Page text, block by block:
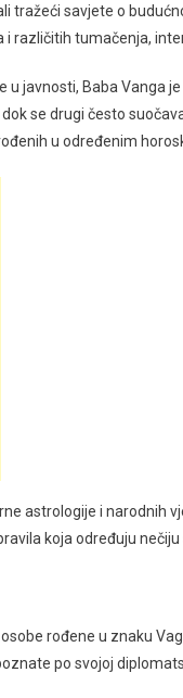
tražeći savjete o
različitih tumačenja,
javnosti, Baba Vanga
se drugi često
u određenim
astrologije i narodnih
koja određuju nečiju
rođene u znaku
po svojoj